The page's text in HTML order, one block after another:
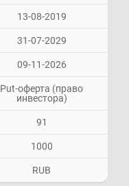
13-08-2019
31-07-2029
09-11-2026
Put-оферта (право
инвестора)
91
1000
RUB